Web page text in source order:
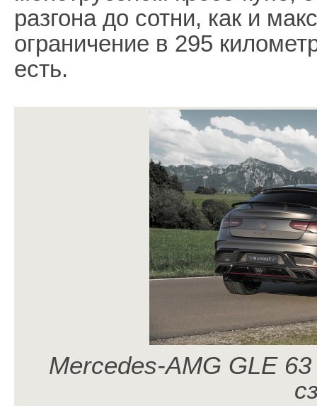
разгона до сотни, как и
ограничение в 295
есть.
Mercedes-AMG GLE